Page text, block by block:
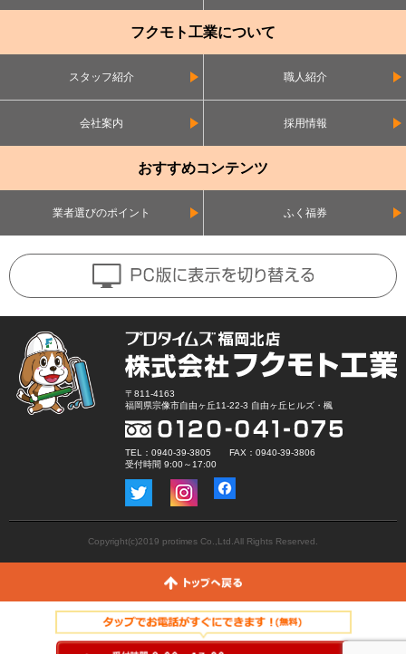
フクモト工業について
スタッフ紹介 職人紹介
会社案内 採用情報
おすすめコンテンツ
業者選びのポイント ふく福券
〒811-4163
福岡県宗像市自由ヶ丘11-22-3 自由ヶ丘ヒルズ・楓
TEL：0940-39-3805 FAX：0940-39-3806
受付時間 9:00～17:00
Copyright(c)2019 protimes Co.,Ltd.All Rights Reserved.